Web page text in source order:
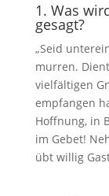
1. Was
gesagt?
„Seid
murren.
vielfältigen
empfangen
Hoffnung, in
im Gebet!
übt willig